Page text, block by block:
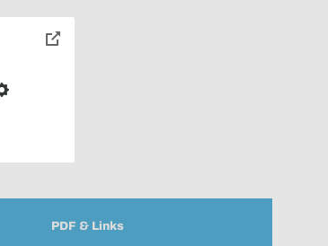
Settings
toggle
PDF & Links